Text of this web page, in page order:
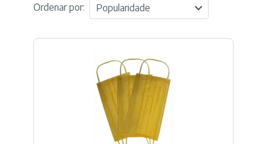
Ordenar por: Popularidade